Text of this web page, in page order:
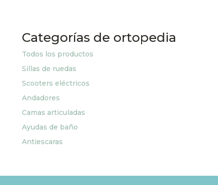
Categorías de ortopedia
Todos los productos
Sillas de ruedas
Scooters eléctricos
Andadores
Camas articuladas
Ayudas de baño
Antiescaras